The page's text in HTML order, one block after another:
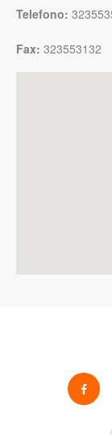
Telefono:
Fax: 323553132